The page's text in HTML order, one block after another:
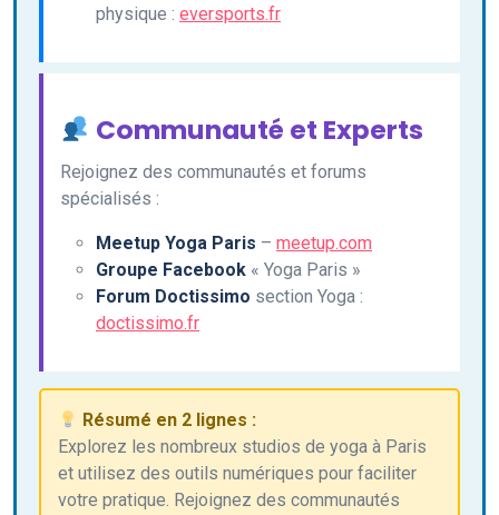
physique : eversports.fr
Communauté et Experts
Rejoignez des communautés et forums
spécialisés :
Meetup Yoga Paris – meetup.com
Groupe Facebook « Yoga Paris »
Forum Doctissimo section Yoga :
doctissimo.fr
Résumé en 2 lignes :
Explorez les nombreux studios de yoga à Paris
et utilisez des outils numériques pour faciliter
votre pratique. Rejoignez des communautés